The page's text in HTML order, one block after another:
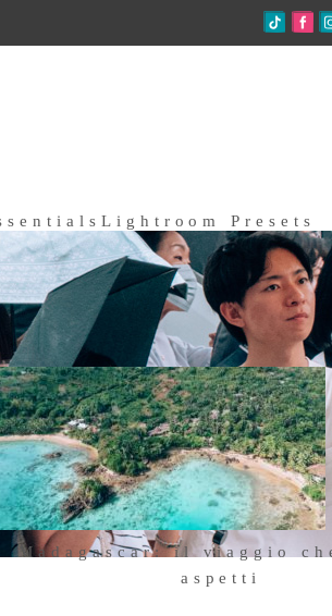
Lightroom Presets
Madagascar: il viaggio
aspetti